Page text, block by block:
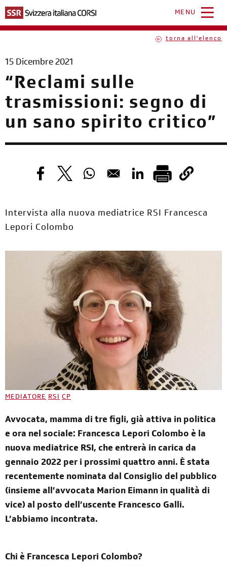
contenuto
principale
MENU
torna all'elenco
“Reclami sulle
trasmissioni: segno di
un sano spirito critico”
Opens in a new window
Opens in a new window
Opens in a new window
Opens in a new
15 Dicembre 2021
Intervista alla nuova mediatrice RSI Francesca
Lepori Colombo
MEDIATORE RSI CP
Avvocata, mamma di tre figli, già attiva in politica
e ora nel sociale: Francesca Lepori Colombo è la
nuova mediatrice RSI, che entrerà in carica da
gennaio 2022 per i prossimi quattro anni. È stata
recentemente nominata dal Consiglio del pubblico
(insieme all’avvocata Marion Eimann in qualità di
vice) al posto dell’uscente Francesco Galli.
L’abbiamo incontrata.
Chi è Francesca Lepori Colombo?